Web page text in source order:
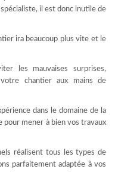
il est donc inutile de
ira beaucoup plus vite et le
les mauvaises surprises,
chantier aux mains de
dans le domaine de la
mener à bien vos travaux
réalisent tous les types de
parfaitement adaptée à vos